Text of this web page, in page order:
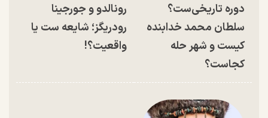
دوره تاریخی‌ست؟
سلطان محمد خدابنده
کیست و شهر حله
کجاست؟
رونالدو و جورجینا
رودریگز؛ شایعه ست یا
واقعیت؟!